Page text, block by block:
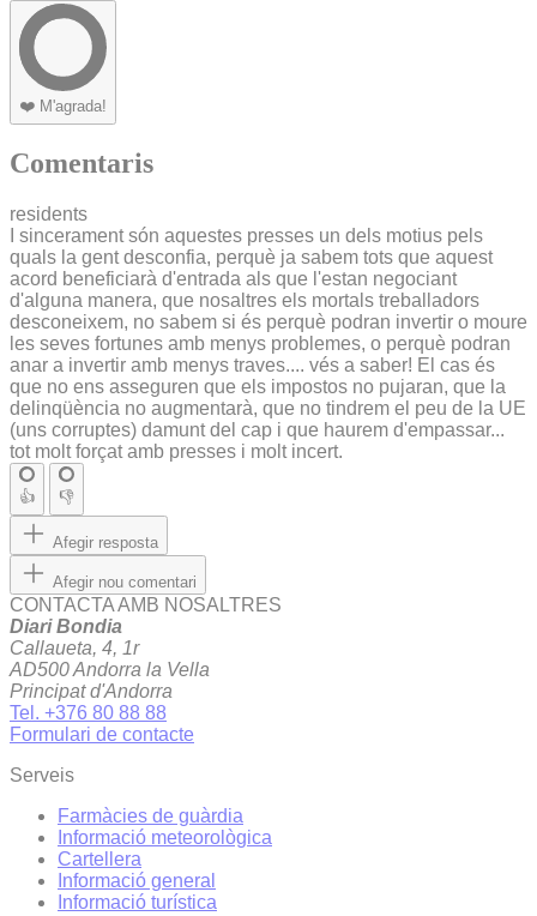
❤️ M'agrada!
Comentaris
residents
I sincerament són aquestes presses un dels motius pels
quals la gent desconfia, perquè ja sabem tots que aquest
acord beneficiarà d'entrada als que l'estan negociant
d'alguna manera, que nosaltres els mortals treballadors
desconeixem, no sabem si és perquè podran invertir o moure
les seves fortunes amb menys problemes, o perquè podran
anar a invertir amb menys traves.... vés a saber! El cas és
que no ens asseguren que els impostos no pujaran, que la
delinqüència no augmentarà, que no tindrem el peu de la UE
(uns corruptes) damunt del cap i que haurem d'empassar...
tot molt forçat amb presses i molt incert.
👍 👎
Afegir resposta
Afegir nou comentari
CONTACTA AMB NOSALTRES
Diari Bondia
Callaueta, 4, 1r
AD500 Andorra la Vella
Principat d'Andorra
Tel. +376 80 88 88
Formulari de contacte
Serveis
Farmàcies de guàrdia
Informació meteorològica
Cartellera
Informació general
Informació turística